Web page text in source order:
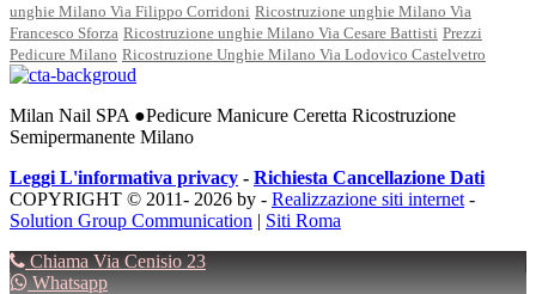
unghie Milano Via Filippo Corridoni Ricostruzione unghie Milano Via
Francesco Sforza Ricostruzione unghie Milano Via Cesare Battisti Prezzi
Pedicure Milano Ricostruzione Unghie Milano Via Lodovico Castelvetro
Milan Nail SPA ●Pedicure Manicure Ceretta Ricostruzione
Semipermanente Milano
Leggi L'informativa privacy - Richiesta Cancellazione Dati
COPYRIGHT © 2011- 2026 by - Realizzazione siti internet -
Solution Group Communication | Siti Roma
Chiama Via Cenisio 23
Whatsapp